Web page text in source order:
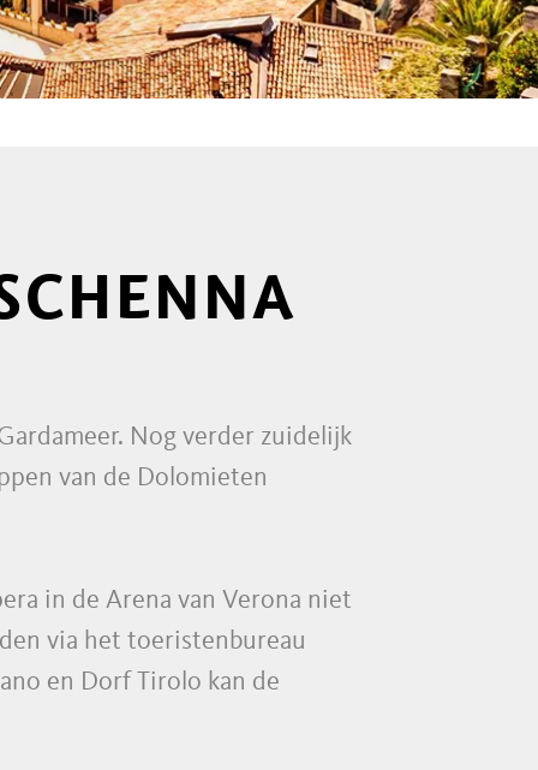
Nog verder zuidelijk
van de Dolomieten
in de Arena van Verona niet
via het toeristenbureau
en Dorf Tirolo kan de